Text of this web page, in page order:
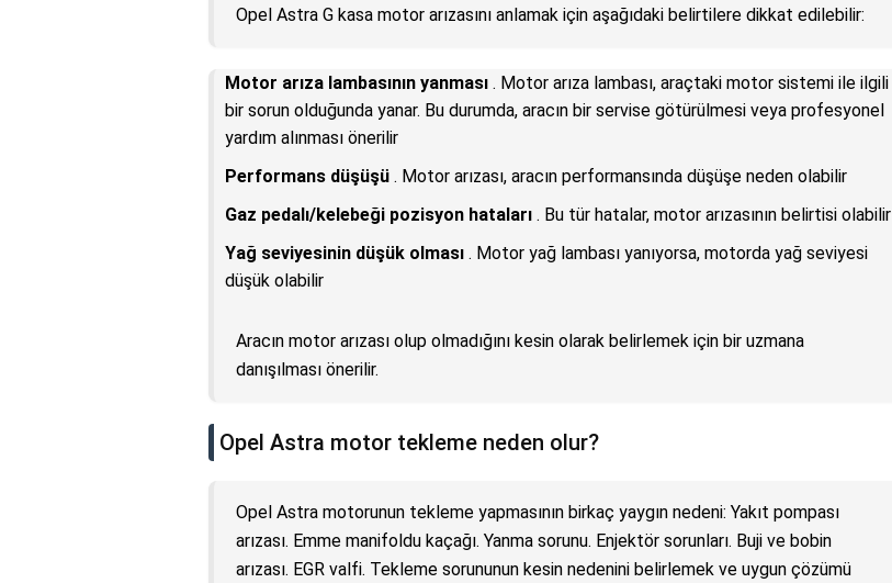
Opel Astra G kasa motor arızasını anlamak için aşağıdaki belirtilere dikkat edilebilir:
Motor arıza lambasının yanması . Motor arıza lambası, araçtaki motor sistemi ile ilgili
bir sorun olduğunda yanar. Bu durumda, aracın bir servise götürülmesi veya profesyonel
yardım alınması önerilir
Performans düşüşü . Motor arızası, aracın performansında düşüşe neden olabilir
Gaz pedalı/kelebeği pozisyon hataları . Bu tür hatalar, motor arızasının belirtisi olabilir
Yağ seviyesinin düşük olması . Motor yağ lambası yanıyorsa, motorda yağ seviyesi
düşük olabilir
Aracın motor arızası olup olmadığını kesin olarak belirlemek için bir uzmana
danışılması önerilir.
Opel Astra motor tekleme neden olur?
Opel Astra motorunun tekleme yapmasının birkaç yaygın nedeni: Yakıt pompası
arızası. Emme manifoldu kaçağı. Yanma sorunu. Enjektör sorunları. Buji ve bobin
arızası. EGR valfi. Tekleme sorununun kesin nedenini belirlemek ve uygun çözümü